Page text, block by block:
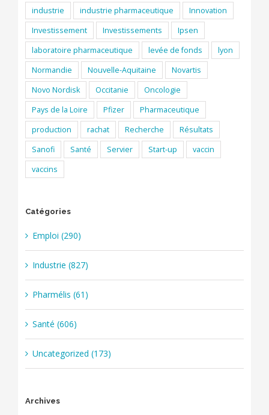
industrie industrie pharmaceutique
Innovation
Investissement
Investissements
Ipsen
laboratoire pharmaceutique
levée de fonds
lyon
Normandie
Nouvelle-Aquitaine
Novartis
Novo Nordisk
Occitanie
Oncologie
Pays de la Loire
Pfizer
Pharmaceutique
production
rachat Recherche
Résultats
Sanofi
Santé Servier Start-up
vaccin
vaccins
Catégories
Emploi (290)
Industrie (827)
Pharmélis (61)
Santé (606)
Uncategorized (173)
Archives